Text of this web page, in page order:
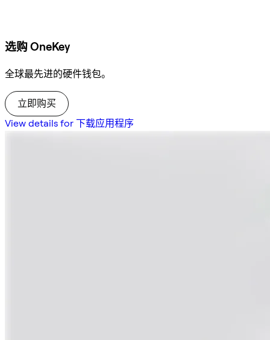
选购 OneKey
全球最先进的硬件钱包。
立即购买
View details for 下载应用程序